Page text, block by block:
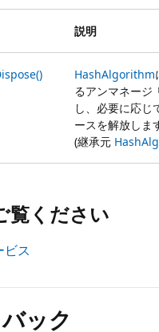
説明
HashAlgorithm
るアンマネージ
し、必要に応じ
ースを解放しま
(継承元
覧ください
ビス
ック